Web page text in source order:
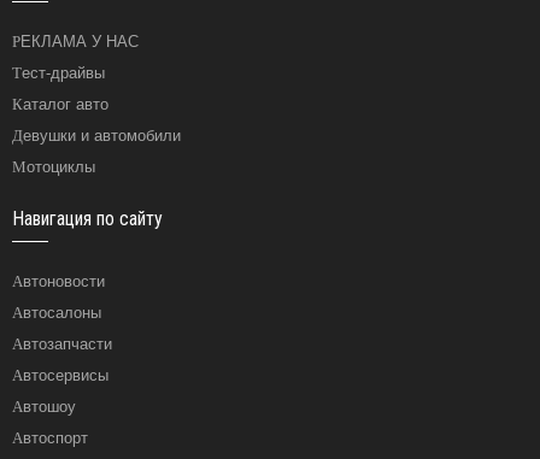
РЕКЛАМА У НАС
Тест-драйвы
Каталог авто
Девушки и автомобили
Мотоциклы
Навигация по сайту
Автоновости
Автосалоны
Автозапчасти
Автосервисы
Автошоу
Автоспорт